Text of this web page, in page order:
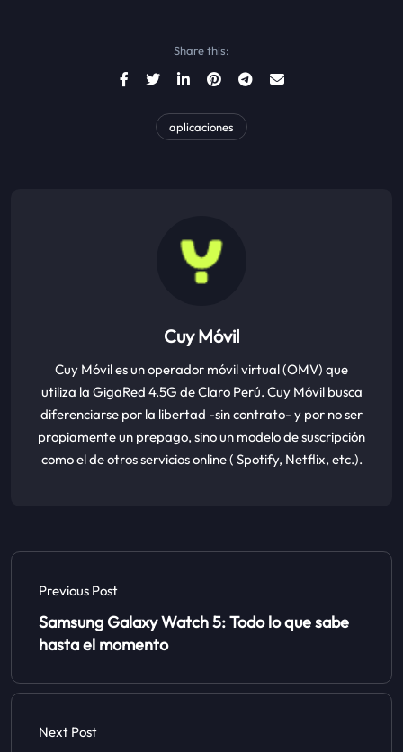
Share this:
aplicaciones
Cuy Móvil
Cuy Móvil es un operador móvil virtual (OMV) que
utiliza la GigaRed 4.5G de Claro Perú. Cuy Móvil busca
diferenciarse por la libertad -sin contrato- y por no ser
propiamente un prepago, sino un modelo de suscripción
como el de otros servicios online ( Spotify, Netflix, etc.).
Previous Post
Samsung Galaxy Watch 5: Todo lo que sabe
hasta el momento
Next Post